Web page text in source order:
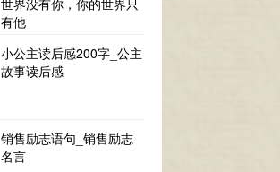
世界没有你，你的世界只
有他
小公主读后感200字_公主
故事读后感
销售励志语句_销售励志
名言